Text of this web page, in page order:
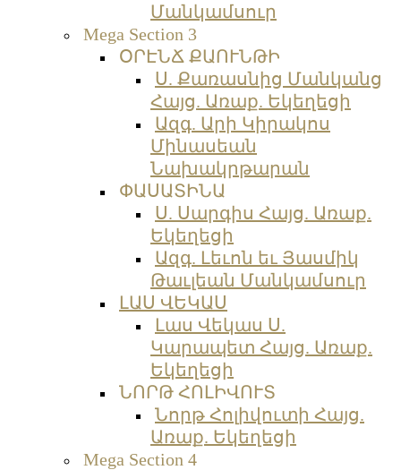
Մանկամսուր
Mega Section 3
ՕՐԷՆՃ ՔԱՈՒՆԹԻ
Ս. Քառասնից Մանկանց
Հայց. Առաք. Եկեղեցի
Ազգ. Արի Կիրակոս
Մինասեան
Նախակրթարան
ՓԱՍԱՏԻՆԱ
Ս. Սարգիս Հայց. Առաք.
Եկեղեցի
Ազգ. Լեւոն եւ Յասմիկ
Թաւլեան Մանկամսուր
ԼԱՍ ՎԵԿԱՍ
Լաս Վեկաս Ս.
Կարապետ Հայց. Առաք.
Եկեղեցի
ՆՈՐԹ ՀՈԼԻՎՈՒՏ
Նորթ Հոլիվուտի Հայց.
Առաք. Եկեղեցի
Mega Section 4